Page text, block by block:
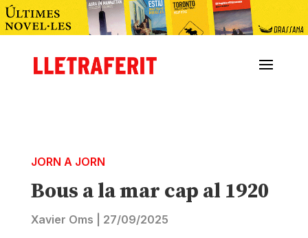
JORN A JORN
Bous a la mar cap al 1920
Xavier Oms 27/09/2025